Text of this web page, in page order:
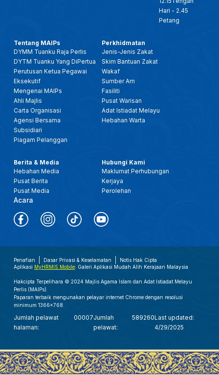
Hari - 2.45
Petang
Tentang MAIPs
DYMM Tuanku Raja Perlis
DYTM Tuanku Yang DiPertua
Perutusan Ketua Pegawai
Eksekutif
Mengenai MAIPs
Ahli Majlis
Carta Organisasi
Agensi Bersama
Subsidiari
Piagam Pelanggan
Perkhidmatan
Jenis-Jenis Zakat
Skim Bantuan Zakat
Wakaf
Sumber Am
Fasiliti
Pusat Warisan
Adat Istiadat Melayu
Hebahan Warta
Berita & Media
Hebahan Media
Pusat Berita
Pusat Media
Acara
Hubungi Kami
Maklumat Perhubungan
Kerjaya
Perolehan
Penafian Dasar Privasi & Keselamatan
Notis Hak Cipta
Aplikasi MyHRMIS Mobile: Galeri Aplikasi Mudah Alih Kerajaan Malaysia
Hakcipta Terpelihara © 2024 Majlis Agama Islam dan Adat Istiadat Melayu
Perlis (MAIPs).
Paparan terbaik mengunakan pelayar internet Chrome dengan resolusi
minimum 1366x768.
Jumlah pelawat
halaman:
00007Jumlah
pelawat:
589260Last updated:
4/29/2025